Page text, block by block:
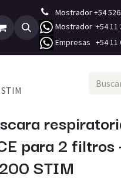
Mostrador +54
Mostrador +54 11
Empresas +54 11
para 2
STIM